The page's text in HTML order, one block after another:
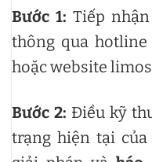
Bước 1: Tiếp
thông qua hotline
hoặc website
Bước 2: Điều kỹ
trạng hiện tại